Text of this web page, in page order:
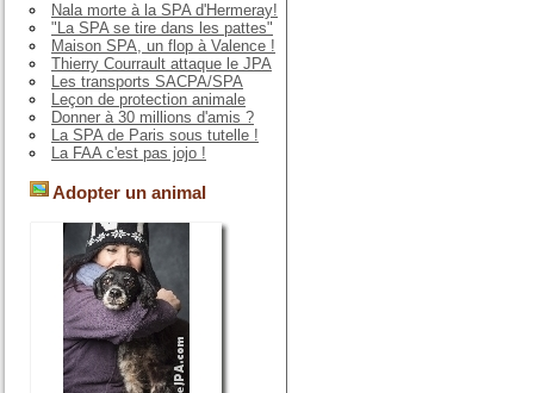
Nala morte à la SPA d'Hermeray!
"La SPA se tire dans les pattes"
Maison SPA, un flop à Valence !
Thierry Courrault attaque le JPA
Les transports SACPA/SPA
Leçon de protection animale
Donner à 30 millions d'amis ?
La SPA de Paris sous tutelle !
La FAA c'est pas jojo !
Adopter un animal